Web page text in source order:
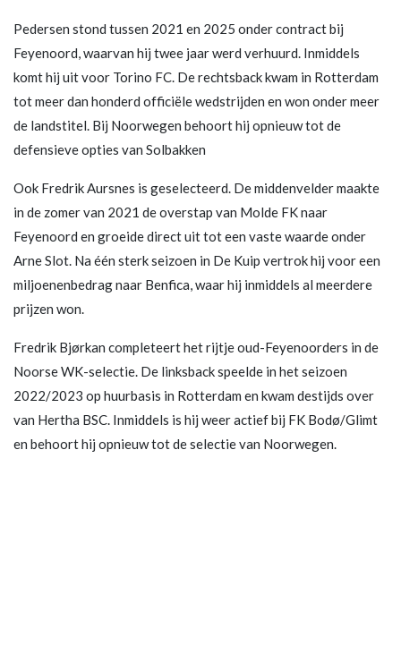
Pedersen stond tussen 2021 en 2025 onder contract bij
Feyenoord, waarvan hij twee jaar werd verhuurd. Inmiddels
komt hij uit voor Torino FC. De rechtsback kwam in Rotterdam
tot meer dan honderd officiële wedstrijden en won onder meer
de landstitel. Bij Noorwegen behoort hij opnieuw tot de
defensieve opties van Solbakken
Ook Fredrik Aursnes is geselecteerd. De middenvelder maakte
in de zomer van 2021 de overstap van Molde FK naar
Feyenoord en groeide direct uit tot een vaste waarde onder
Arne Slot. Na één sterk seizoen in De Kuip vertrok hij voor een
miljoenenbedrag naar Benfica, waar hij inmiddels al meerdere
prijzen won.
Fredrik Bjørkan completeert het rijtje oud-Feyenoorders in de
Noorse WK-selectie. De linksback speelde in het seizoen
2022/2023 op huurbasis in Rotterdam en kwam destijds over
van Hertha BSC. Inmiddels is hij weer actief bij FK Bodø/Glimt
en behoort hij opnieuw tot de selectie van Noorwegen.